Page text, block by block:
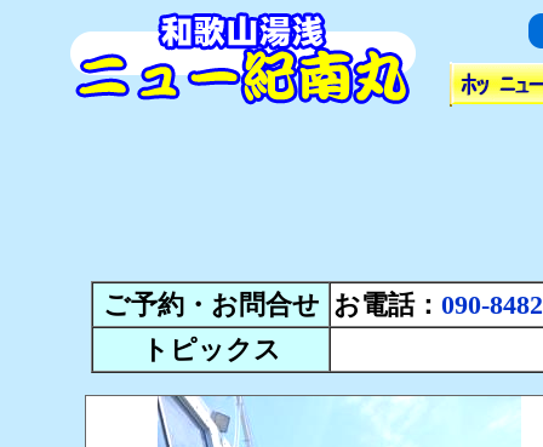
ご予約・お問合せ お電話： 090-
トピックス